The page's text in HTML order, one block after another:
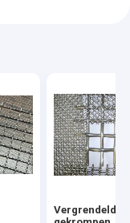
Vergrendeld